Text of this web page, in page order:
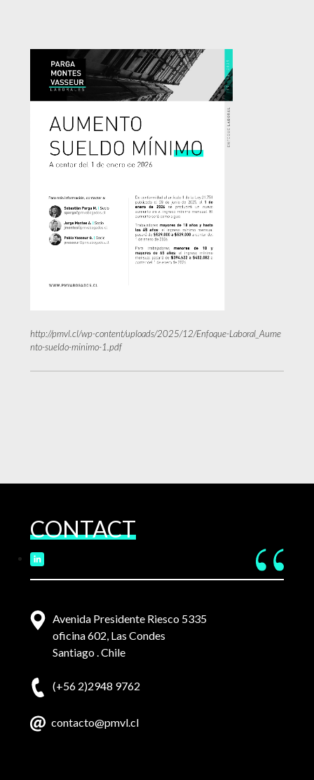
http://pmvl.cl/wp-content/uploads/2025/12/Enfoque-Laboral_Aume
nto-sueldo-minimo-1.pdf
CONTACT
Avenida Presidente Riesco 5335
oficina 602, Las Condes
Santiago . Chile
(+56 2)2948 9762
contacto@pmvl.cl